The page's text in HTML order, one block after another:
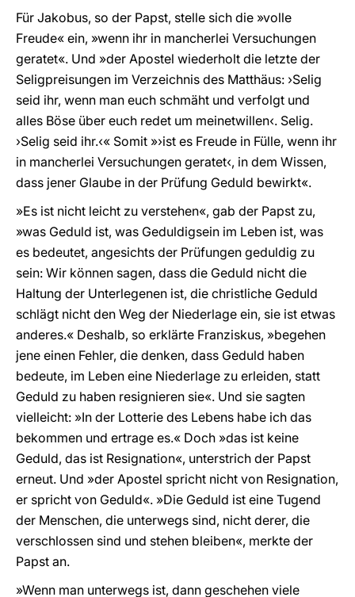
Für Jakobus, so der Papst, stelle sich die »volle
Freude« ein, »wenn ihr in mancherlei Versuchungen
geratet«. Und »der Apostel wiederholt die letzte der
Seligpreisungen im Verzeichnis des Matthäus: ›Selig
seid ihr, wenn man euch schmäht und verfolgt und
alles Böse über euch redet um meinetwillen‹. Selig.
›Selig seid ihr.‹« Somit »›ist es Freude in Fülle, wenn ihr
in mancherlei Versuchungen geratet‹, in dem Wissen,
dass jener Glaube in der Prüfung Geduld bewirkt«.
»Es ist nicht leicht zu verstehen«, gab der Papst zu,
»was Geduld ist, was Geduldigsein im Leben ist, was
es bedeutet, angesichts der Prüfungen geduldig zu
sein: Wir können sagen, dass die Geduld nicht die
Haltung der Unterlegenen ist, die christliche Geduld
schlägt nicht den Weg der Niederlage ein, sie ist etwas
anderes.« Deshalb, so erklärte Franziskus, »begehen
jene einen Fehler, die denken, dass Geduld haben
bedeute, im Leben eine Niederlage zu erleiden, statt
Geduld zu haben resignieren sie«. Und sie sagten
vielleicht: »In der Lotterie des Lebens habe ich das
bekommen und ertrage es.« Doch »das ist keine
Geduld, das ist Resignation«, unterstrich der Papst
erneut. Und »der Apostel spricht nicht von Resignation,
er spricht von Geduld«. »Die Geduld ist eine Tugend
der Menschen, die unterwegs sind, nicht derer, die
verschlossen sind und stehen bleiben«, merkte der
Papst an.
»Wenn man unterwegs ist, dann geschehen viele